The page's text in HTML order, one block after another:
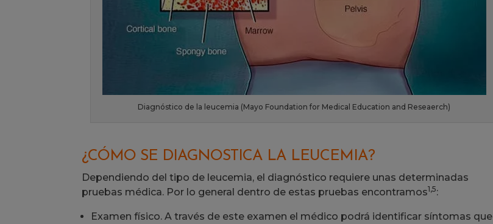
Diagnóstico de la leucemia (Mayo Foundation for Medical Education and Reseaerch)
¿CÓMO SE DIAGNOSTICA LA LEUCEMIA?
Dependiendo del tipo de leucemia, el diagnóstico requiere unas determinadas
pruebas médica. Por lo general dentro de estas pruebas encontramos1,5:
Examen físico. A través de este examen el médico podrá identificar síntomas que